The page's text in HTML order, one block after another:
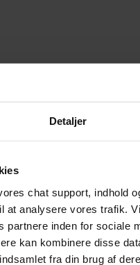
Detaljer
chat support, indhold
at analysere vores trafik.
partnere inden for sociale
kan kombinere disse
fra din brug af